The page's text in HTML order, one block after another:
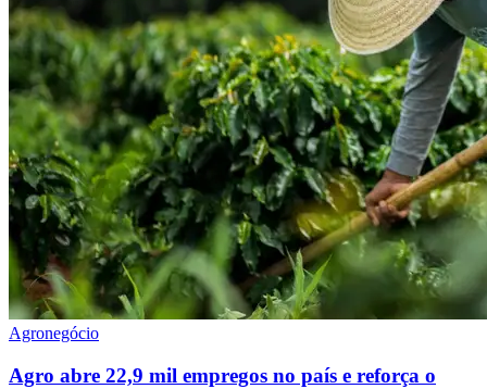
Agronegócio
Agro abre 22,9 mil empregos no país e reforça o